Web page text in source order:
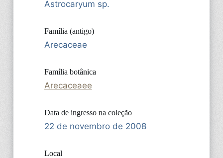
Astrocaryum sp.
Família (antigo)
Arecaceae
Família botânica
Arecaceaee
Data de ingresso na coleção
22 de novembro de 2008
Local